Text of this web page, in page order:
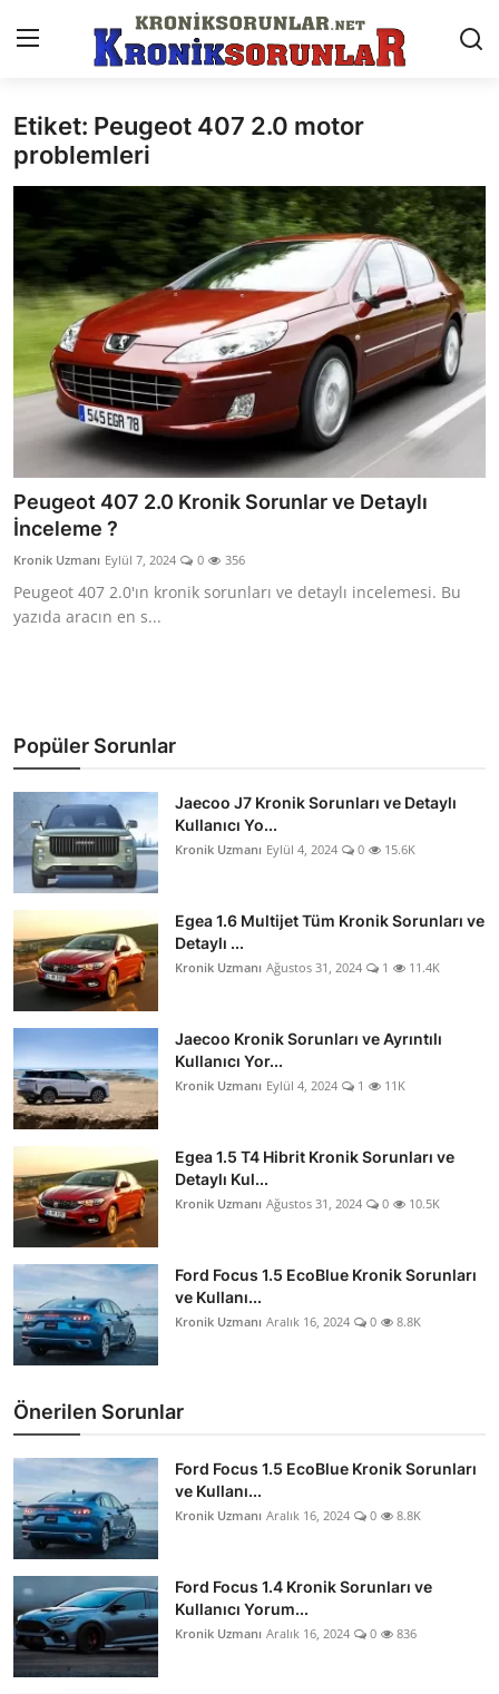
Anasayfa
Markalar
İletişim
Trafik & Cezalar
Sigorta & Kasko
Vergi & ÖTV & MTV
Muayene & Ruhsat
Sorgulamalar
İkinci El & Alım-Satım
Bakım & Arıza Çözümleri
Elektrikli & Hibrit
Yağlar & Sıvılar
LPG & Yakıt
Elektrik & Akü
Klima & Konfor
Aydınlatma & Görüş
Şanzıman & Aktarma
Dizel Sistemler
Multimedya & Elektronik
Etiket: Peugeot 407 2.0 motor
problemleri
Peugeot 407 2.0 Kronik Sorunlar ve Detaylı
İnceleme ?
Kronik Uzmanı Eylül 7, 2024 0 356
Peugeot 407 2.0'ın kronik sorunları ve detaylı incelemesi. Bu
yazıda aracın en s...
Popüler Sorunlar
Jaecoo J7 Kronik Sorunları ve Detaylı
Kullanıcı Yo...
Kronik Uzmanı Eylül 4, 2024 0 15.6K
Egea 1.6 Multijet Tüm Kronik Sorunları ve
Detaylı ...
Kronik Uzmanı Ağustos 31, 2024 1 11.4K
Jaecoo Kronik Sorunları ve Ayrıntılı
Kullanıcı Yor...
Kronik Uzmanı Eylül 4, 2024 1 11K
Egea 1.5 T4 Hibrit Kronik Sorunları ve
Detaylı Kul...
Kronik Uzmanı Ağustos 31, 2024 0 10.5K
Ford Focus 1.5 EcoBlue Kronik Sorunları
ve Kullanı...
Kronik Uzmanı Aralık 16, 2024 0 8.8K
Önerilen Sorunlar
Ford Focus 1.5 EcoBlue Kronik Sorunları
ve Kullanı...
Kronik Uzmanı Aralık 16, 2024 0 8.8K
Ford Focus 1.4 Kronik Sorunları ve
Kullanıcı Yorum...
Kronik Uzmanı Aralık 16, 2024 0 836